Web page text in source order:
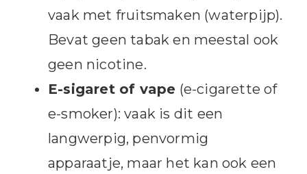
vaak met fruitsmaken (waterpijp).
Bevat geen tabak en meestal ook
geen nicotine.
E-sigaret of vape (e-cigarette of
e-smoker): vaak is dit een
langwerpig, penvormig
apparaatje, maar het kan ook een